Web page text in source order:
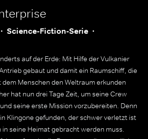
Science-Fiction-Serie
auf der Erde: Mit Hilfe der Vulkanier
gebaut und damit ein Raumschiff, die
dem Menschen den Weltraum erkunden
hat nun drei Tage Zeit, um seine Crew
seine erste Mission vorzubereiten. Denn
Klingone gefunden, der schwer verletzt ist
seine Heimat gebracht werden muss.